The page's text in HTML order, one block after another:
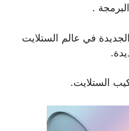
في عالم الستلايت
الستلايت.